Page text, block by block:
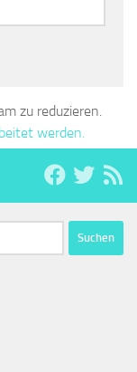
zu reduzieren.
werden.